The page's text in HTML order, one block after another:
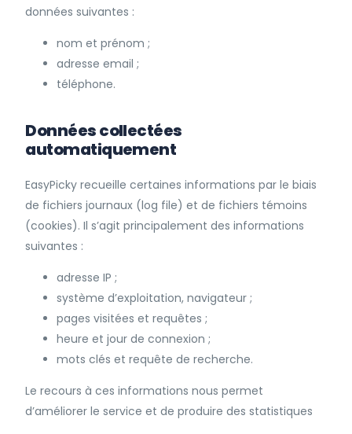
données suivantes :
nom et prénom ;
adresse email ;
téléphone.
Données collectées
automatiquement
EasyPicky recueille certaines informations par le biais
de fichiers journaux (log file) et de fichiers témoins
(cookies). Il s’agit principalement des informations
suivantes :
adresse IP ;
système d’exploitation, navigateur ;
pages visitées et requêtes ;
heure et jour de connexion ;
mots clés et requête de recherche.
Le recours à ces informations nous permet
d’améliorer le service et de produire des statistiques